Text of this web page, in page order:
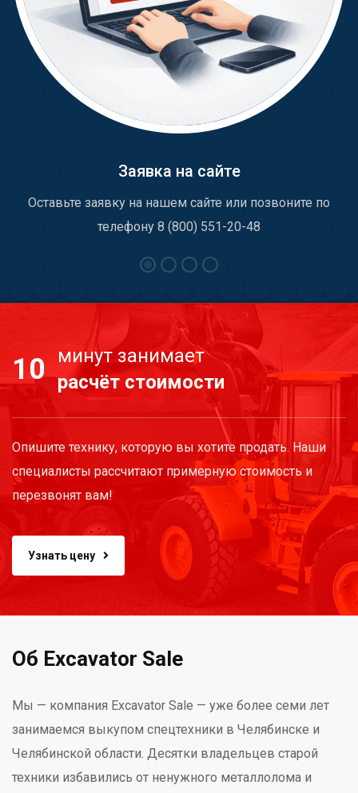
Заявка на сайте
Оставьте заявку на нашем сайте или позвоните по
телефону 8 (800) 551-20-48
10
минут занимает
расчёт стоимости
Опишите технику, которую вы хотите продать. Наши
специалисты рассчитают примерную стоимость и
перезвонят вам!
Узнать цену
Об Excavator Sale
Мы — компания Excavator Sale — уже более семи лет
занимаемся выкупом спецтехники в Челябинске и
Челябинской области. Десятки владельцев старой
техники избавились от ненужного металлолома и